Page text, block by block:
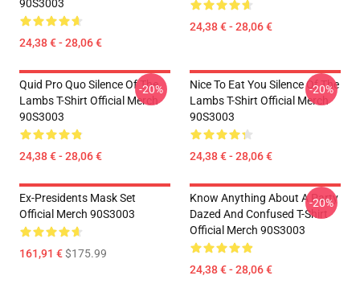
90S3003
24,38 € - 28,06 €
24,38 € - 28,06 €
Quid Pro Quo Silence Of The
Lambs T-Shirt Official Merch
90S3003
24,38 € - 28,06 €
-20%
Nice To Eat You Silence Of The
Lambs T-Shirt Official Merch
90S3003
24,38 € - 28,06 €
-20%
Ex-Presidents Mask Set
Official Merch 90S3003
161,91 €$175.99
Know Anything About A Party
Dazed And Confused T-Shirt
Official Merch 90S3003
24,38 € - 28,06 €
-20%